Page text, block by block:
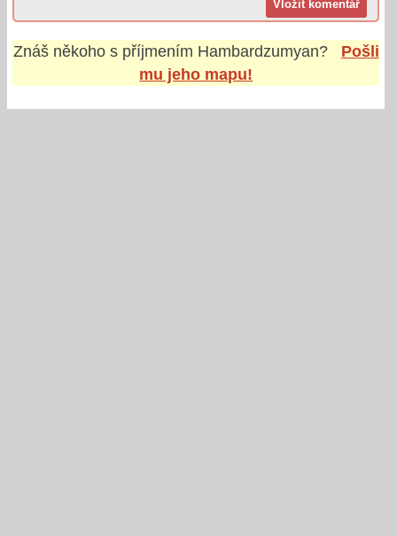
Znáš někoho s příjmením Hambardzumyan?
Pošli
mu jeho mapu!